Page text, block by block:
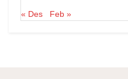
« Des Feb »